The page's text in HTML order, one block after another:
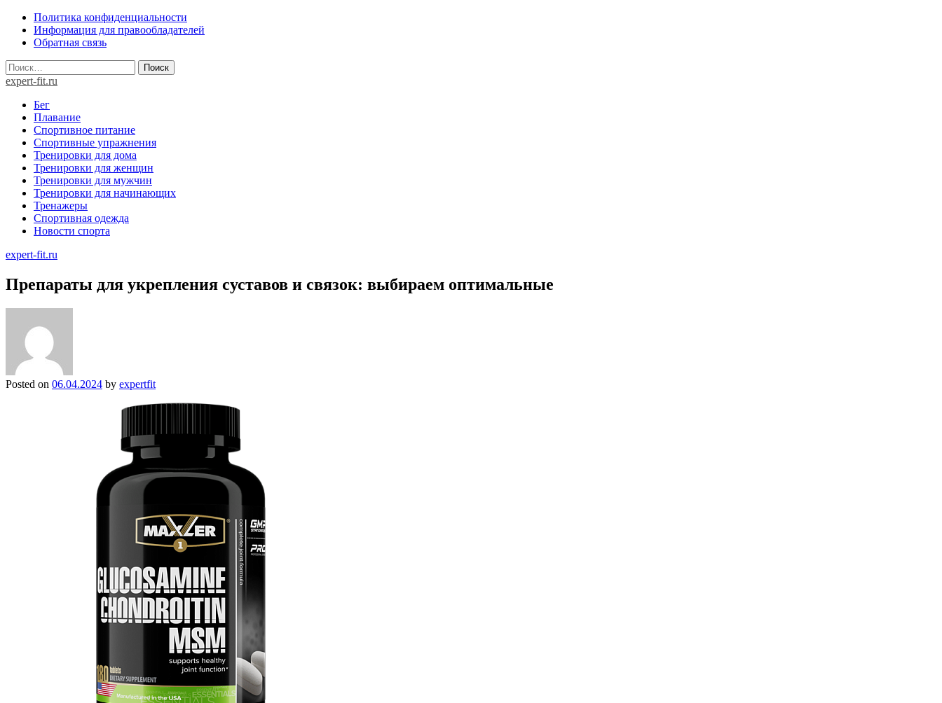
Skip
content
Политика конфиденциальности
Информация для правообладателей
Обратная связь
Найти:
expert-fit.ru
Бег
Плавание
Спортивное питание
Спортивные упражнения
Тренировки для дома
Тренировки для женщин
Тренировки для мужчин
Тренировки для начинающих
Тренажеры
Спортивная одежда
Новости спорта
expert-fit.ru
Препараты для укрепления суставов и связок: выбираем оптимальные
Posted on 06.04.2024 by expertfit